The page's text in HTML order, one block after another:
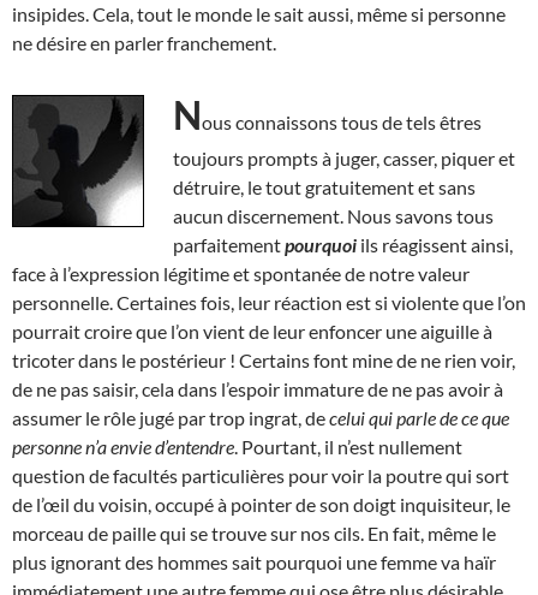
insipides. Cela, tout le monde le sait aussi, même si personne
ne désire en parler franchement.
Nous connaissons tous de tels êtres
toujours prompts à juger, casser, piquer et
détruire, le tout gratuitement et sans
aucun discernement. Nous savons tous
parfaitementpourquoi ils réagissent ainsi,
face à l’expression légitime et spontanée de notre valeur
personnelle. Certaines fois, leur réaction est si violente que l’on
pourrait croire que l’on vient de leur enfoncer une aiguille à
tricoter dans le postérieur ! Certains font mine de ne rien voir,
de ne pas saisir, cela dans l’espoir immature de ne pas avoir à
assumer le rôle jugé par trop ingrat, decelui qui parle de ce que
personne n’a envie d’entendre . Pourtant, il n’est nullement
question de facultés particulières pour voir la poutre qui sort
de l’œil du voisin, occupé à pointer de son doigt inquisiteur, le
morceau de paille qui se trouve sur nos cils. En fait, même le
plus ignorant des hommes sait pourquoi une femme va haïr
immédiatement une autre femme qui ose être plus désirable